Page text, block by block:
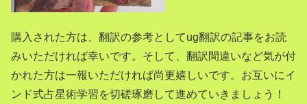
購入された方は、翻訳の参考としてug翻訳の記事をお読
みいただければ幸いです。そして、翻訳間違いなど気が付
かれた方は一報いただければ尚更嬉しいです。お互いにイ
ンド式占星術学習を切磋琢磨して進めていきましょう！